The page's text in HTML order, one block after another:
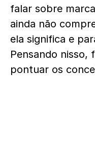
falar sobre
ainda não
ela significa e
Pensando nisso,
pontuar os